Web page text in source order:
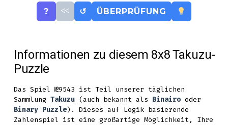
? ↺ ÜBERPRÜFUNG
Informationen zu diesem 8x8 Takuzu-
Puzzle
Das Spiel №9543 ist Teil unserer täglichen
SammlungTakuzu (auch bekannt als Binairo oder
Binary Puzzle). Dieses auf Logik basierende
Zahlenspiel ist eine großartige Möglichkeit, Ihre